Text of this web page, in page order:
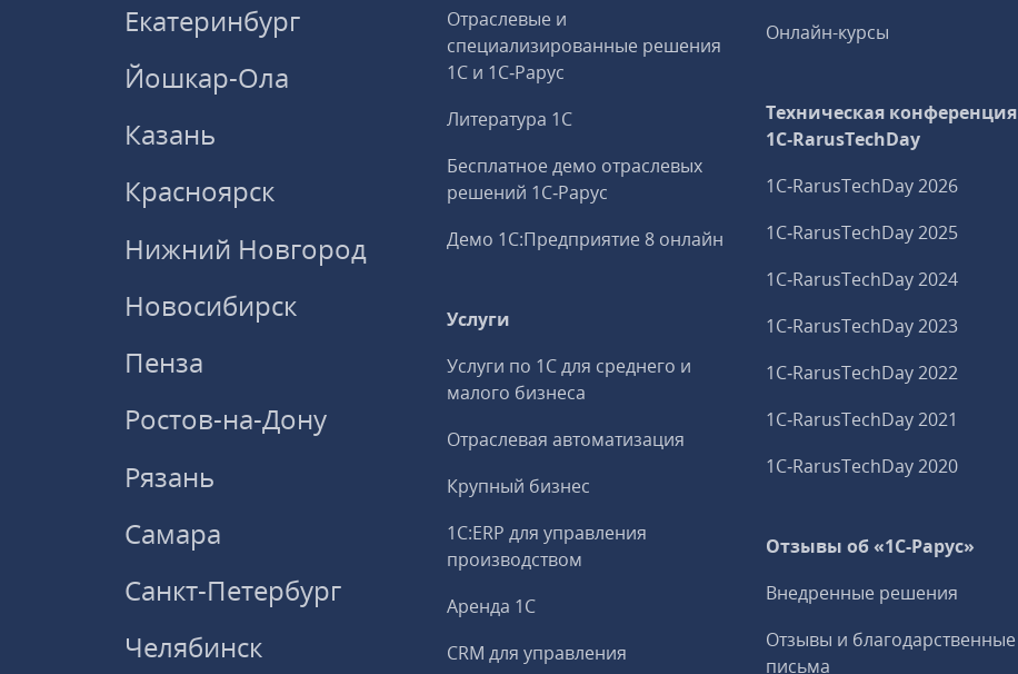
Екатеринбург
Йошкар-Ола
Казань
Красноярск
Нижний Новгород
Новосибирск
Пенза
Ростов-на-Дону
Рязань
Самара
Санкт-Петербург
Челябинск
Отраслевые и
специализированные решения
1С и 1С‑Рарус
Литература 1С
Бесплатное демо отраслевых
решений 1С‑Рарус
Демо 1С:Предприятие 8 онлайн
Услуги
Услуги по 1С для среднего и
малого бизнеса
Отраслевая автоматизация
Крупный бизнес
1С:ERP для управления
производством
Аренда 1С
CRM для управления
Онлайн-курсы
Техническая конференция
1C‑RarusTechDay
1C‑RarusTechDay 2026
1C‑RarusTechDay 2025
1C‑RarusTechDay 2024
1C‑RarusTechDay 2023
1C‑RarusTechDay 2022
1C‑RarusTechDay 2021
1C‑RarusTechDay 2020
Отзывы об «1С-Рарус»
Внедренные решения
Отзывы и благодарственные
письма